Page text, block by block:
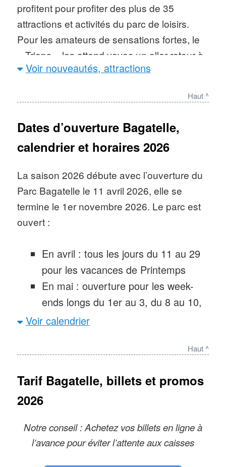
profitent pour profiter des plus de 35
attractions et activités du parc de loisirs.
Pour les amateurs de sensations fortes, le
« Triops » les attend vavec un aller-retour à
45m de haut, 2 vrilles et 1 looping. Et lors de
attractions du parc Bagatelle : Gaz’Express,
Coaster.
visiteurs en 2025, 345 000 en 2024,
346 000 en 2023
Nombre d’attractions: plus de
35, dont 5 montagnes russes et 6
Spectacles: « Hora, le voyage
imaginaire », un spectacle immersif
qui offre une expérience poétique à
tous les publics, à 15h3 chaque jour
Nouveau en 2026
géant qui fait tournoyer dans tous les
sens, jusqu’à 33 m de haut, 40 km/h
pour 4G d’accélération (dès 1m40).
Nouveau spectacle immersif : Hora,
le voyage imaginaire. Des consignes
pour stocker ses affaires sont
Voir nouveautés, attractions
Haut ^
Dates d’ouverture Bagatelle,
calendrier et horaires 2026
La saison 2026 débute avec l’ouverture du
Parc Bagatelle le 11 avril 2026, elle se
termine le 1er novembre 2026. Le parc est
ouvert :
En avril : tous les jours du 11 au 29
pour les vacances de Printemps
En mai : ouverture pour les week-
ends longs du 1er au 3, du 8 au 10,
du 13 au 17, du 23 au 25 ainsi que
ainsi que du 27 au 30 juin
En juillet : ouverture tous les jours
bagatelle tous les jours
En septembre : ouverture chaque
week-end
Voir calendrier
Haut ^
Tarif Bagatelle, billets et promos
2026
Notre conseil : Achetez vos billets en ligne à
l’avance pour éviter l’attente aux caisses